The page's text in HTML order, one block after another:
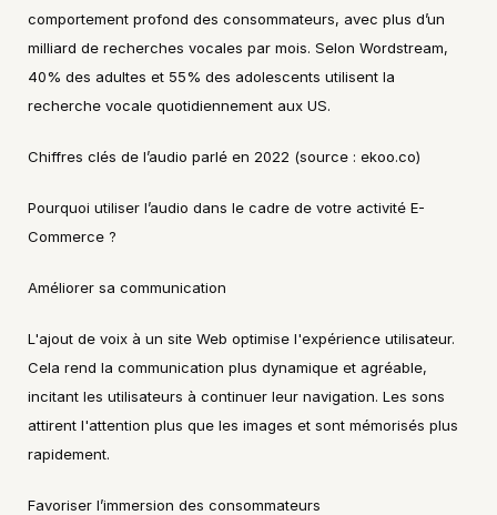
comportement profond des consommateurs, avec plus d’un
milliard de recherches vocales par mois. Selon Wordstream,
40% des adultes et 55% des adolescents utilisent la
recherche vocale quotidiennement aux US.
Chiffres clés de l’audio parlé en 2022 (source : ekoo.co)
Pourquoi utiliser l’audio dans le cadre de votre activité E-
Commerce ?
Améliorer sa communication
L'ajout de voix à un site Web optimise l'expérience utilisateur.
Cela rend la communication plus dynamique et agréable,
incitant les utilisateurs à continuer leur navigation. Les sons
attirent l'attention plus que les images et sont mémorisés plus
rapidement.
Favoriser l’immersion des consommateurs